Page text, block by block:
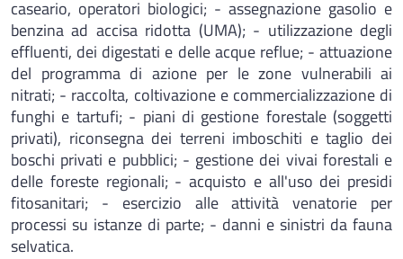
caseario, operatori biologici; - assegnazione gasolio e
benzina ad accisa ridotta (UMA); - utilizzazione degli
effluenti, dei digestati e delle acque reflue; - attuazione
del programma di azione per le zone vulnerabili ai
nitrati; - raccolta, coltivazione e commercializzazione di
funghi e tartufi; - piani di gestione forestale (soggetti
privati), riconsegna dei terreni imboschiti e taglio dei
boschi privati e pubblici; - gestione dei vivai forestali e
delle foreste regionali; - acquisto e all'uso dei presidi
fitosanitari; - esercizio alle attività venatorie per
processi su istanze di parte; - danni e sinistri da fauna
selvatica.